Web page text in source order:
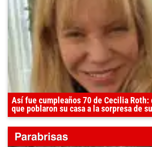
Así fue cumpleaños 70 de Cecilia Roth:
que poblaron su casa a la sorpresa de